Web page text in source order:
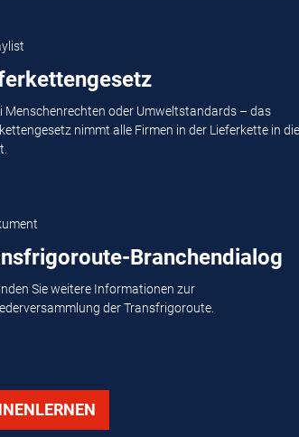
Menschenrechten oder Umweltstandards – das
nimmt alle Firmen in der Lieferkette in die
Branchendialog
Sie weitere Informationen zur
der Transfrigoroute.